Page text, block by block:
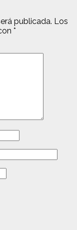
publicada. Los
*